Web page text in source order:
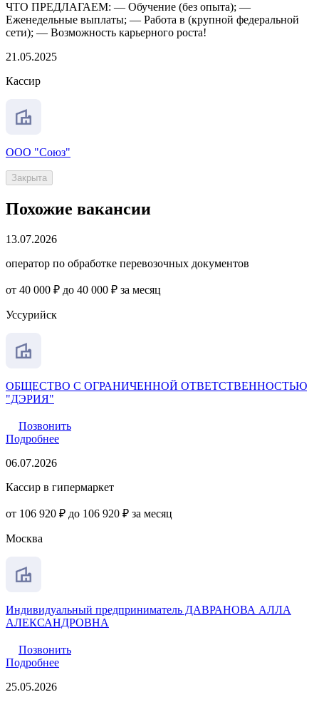
ЧТО ПРЕДЛАГАЕМ: — Обучение (без опыта); —
Еженедельные выплаты; — Работа в (крупной федеральной
сети); — Возможность карьерного роста!
21.05.2025
Кассир
ООО "Союз"
Закрыта
Похожие вакансии
13.07.2026
оператор по обработке перевозочных документов
от 40 000 ₽ до 40 000 ₽ за месяц
Уссурийск
ОБЩЕСТВО С ОГРАНИЧЕННОЙ ОТВЕТСТВЕННОСТЬЮ
"ДЭРИЯ"
Позвонить
Подробнее
06.07.2026
Кассир в гипермаркет
от 106 920 ₽ до 106 920 ₽ за месяц
Москва
Индивидуальный предприниматель ДАВРАНОВА АЛЛА
АЛЕКСАНДРОВНА
Позвонить
Подробнее
25.05.2026